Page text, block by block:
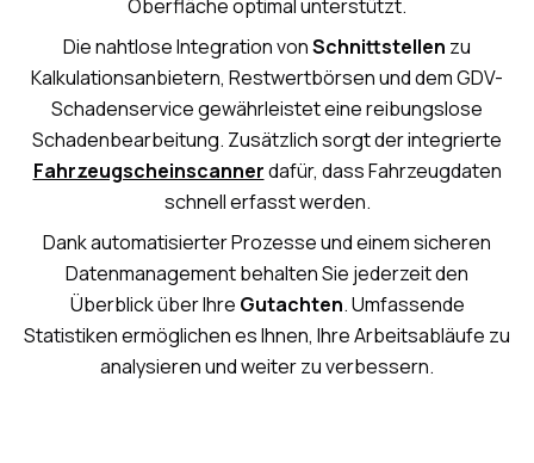
Oberfläche optimal unterstützt.
Die nahtlose Integration vonSchnittstellen zu
Kalkulationsanbietern, Restwertbörsen und dem GDV-
Schadenservice gewährleistet eine reibungslose
Schadenbearbeitung. Zusätzlich sorgt der integrierte
Fahrzeugscheinscannerdafür, dass Fahrzeugdaten
schnell erfasst werden.
Dank automatisierter Prozesse und einem sicheren
Datenmanagement behalten Sie jederzeit den
Überblick über Ihre Gutachten. Umfassende
Statistiken ermöglichen es Ihnen, Ihre Arbeitsabläufe zu
analysieren und weiter zu verbessern.